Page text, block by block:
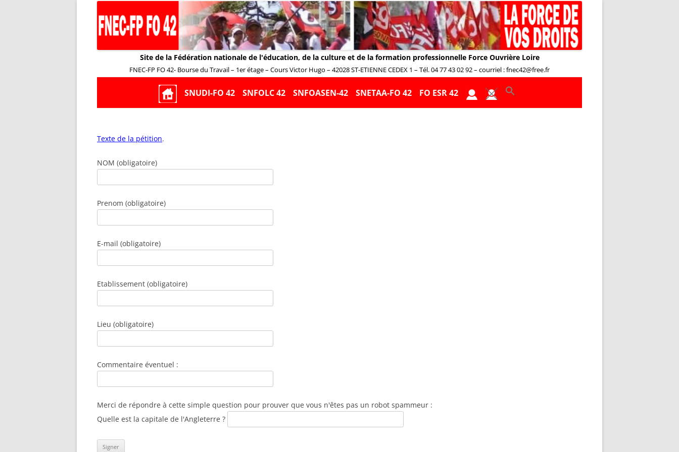
Site de la Fédération nationale de l'éducation, de la culture et de la formation professionnelle Force Ouvrière Loire
FNEC-FP FO 42- Bourse du Travail – 1er étage – Cours Victor Hugo – 42028 ST-ETIENNE CEDEX 1 – Tél. 04 77 43 02 92 – courriel : fnec42@free.fr
Aller
contenu
SNUDI-FO 42 SNFOLC 42 SNFOASEN-42 SNETAA-FO 42 FO ESR 42
Texte de la pétition.
NOM (obligatoire)
Prenom (obligatoire)
E-mail (obligatoire)
Etablissement (obligatoire)
Lieu (obligatoire)
Commentaire éventuel :
Merci de répondre à cette simple question pour prouver que vous n'êtes pas un robot spammeur :
Quelle est la capitale de l'Angleterre ?